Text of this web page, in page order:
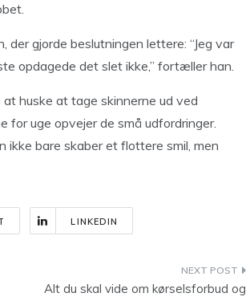
gjorde beslutningen lettere: “Jeg var
opdagede det slet ikke,” fortæller han.
huske at tage skinnerne ud ved
uge opvejer de små udfordringer.
ikke bare skaber et flottere smil, men
LINKEDIN
Alt du skal vide om kørselsforbud og